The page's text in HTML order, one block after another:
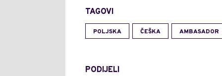
TAGOVI
POLJSKA ČEŠKA AMBASADOR
PODIJELI